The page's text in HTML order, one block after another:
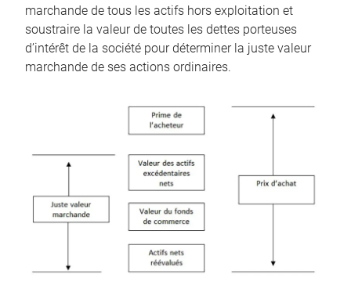
marchande de tous les actifs hors exploitation et
soustraire la valeur de toutes les dettes porteuses
d’intérêt de la société pour déterminer la juste valeur
marchande de ses actions ordinaires.